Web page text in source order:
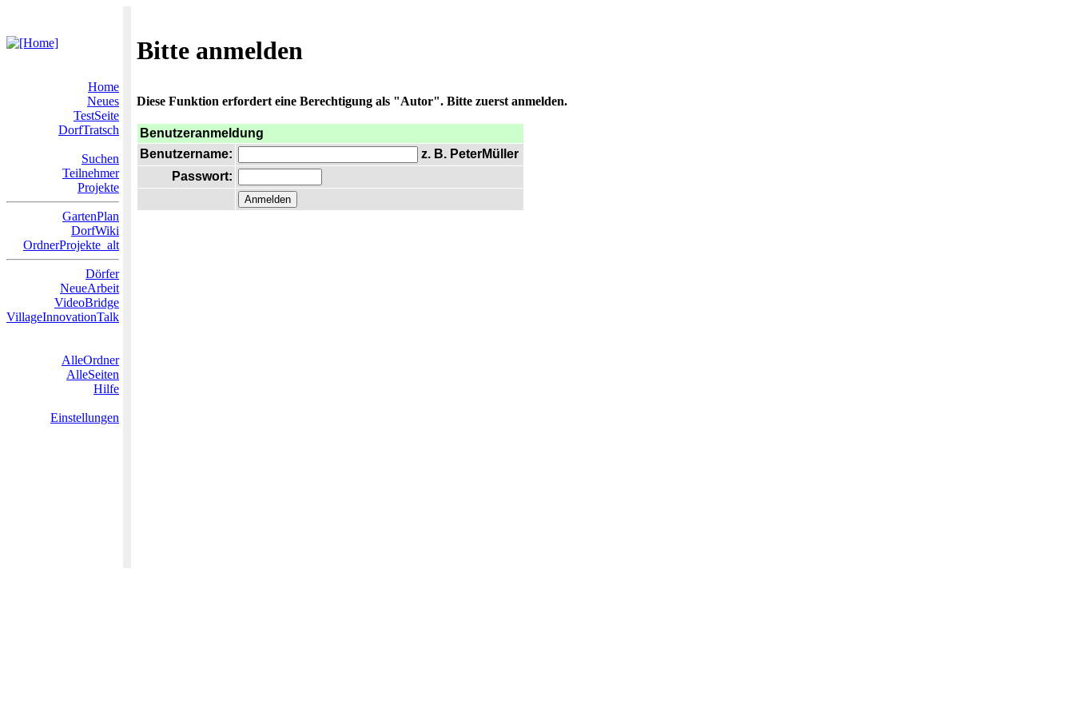
Bitte anmelden
Home
Neues
TestSeite
DorfTratsch
Suchen
Teilnehmer
Projekte
GartenPlan
DorfWiki
OrdnerProjekte_alt
Dörfer
NeueArbeit
VideoBridge
VillageInnovationTalk
AlleOrdner
AlleSeiten
Hilfe
Einstellungen
Diese Funktion erfordert eine Berechtigung als "Autor". Bitte zuerst anmelden.
Benutzeranmeldung
Benutzername:
z. B. PeterMüller
Passwort: